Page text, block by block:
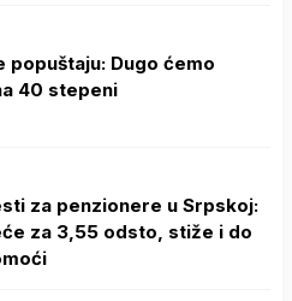
popuštaju: Dugo ćemo
40 stepeni
za penzionere u Srpskoj:
za 3,55 odsto, stiže i do